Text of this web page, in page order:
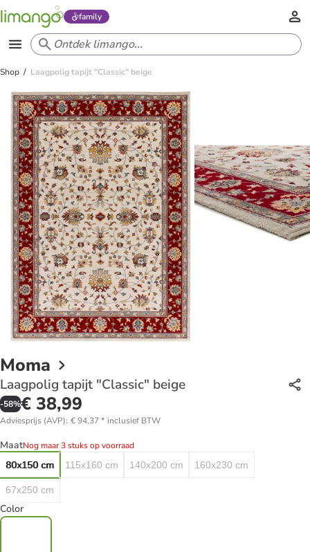
family
Shop Laagpolig tapijt "Classic" beige
Moma
Laagpolig tapijt "Classic" beige
-58%€ 38,99
Adviesprijs (AVP): € 94,37* inclusief BTW
MaatNog maar 3 stuks op voorraad
80x150 cm
115x160 cm 140x200 cm 160x230 cm
67x250 cm
Color